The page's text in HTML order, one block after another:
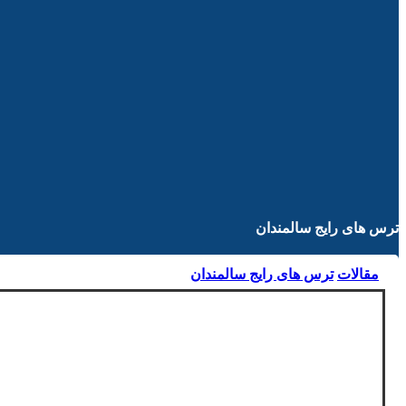
ترس های رایج سالمندان
مقالات ترس های رایج سالمندان